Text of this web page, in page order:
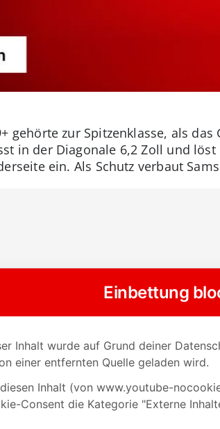
gehörte zur Spitzenklasse, als
in der Diagonale 6,2 Zoll und
ein. Als Schutz verbaut